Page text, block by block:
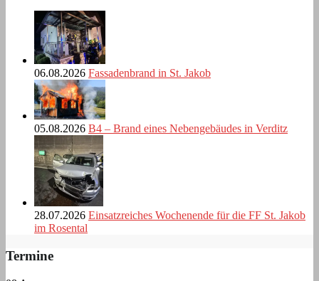
06.08.2026 Fassadenbrand in St. Jakob
05.08.2026 B4 – Brand eines Nebengebäudes in Verditz
28.07.2026 Einsatzreiches Wochenende für die FF St. Jakob
im Rosental
Termine